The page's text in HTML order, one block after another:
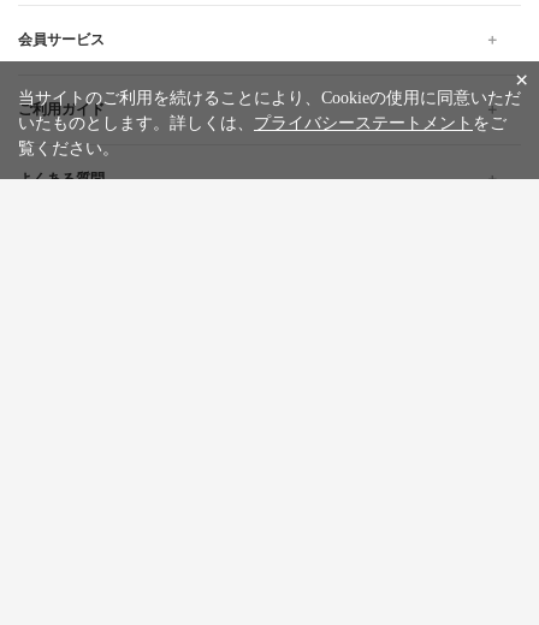
会員サービス
ご利用ガイド
よくある質問
×
当サイトのご利用を続けることにより、Cookieの使用に同意いただ
いたものとします。詳しくは、 プライバシーステートメント をご
覧ください。